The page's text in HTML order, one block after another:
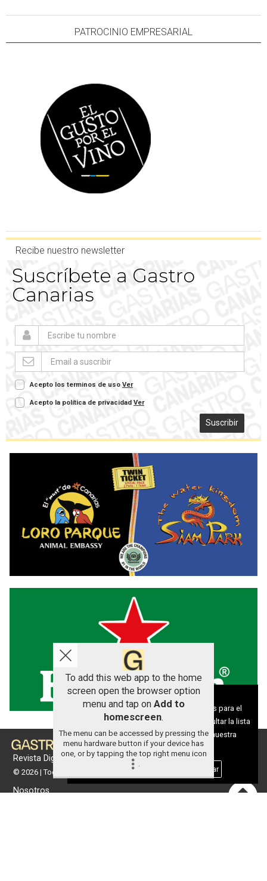
PATROCINIO EMPRESARIAL
Recibe nuestro newsletter
Suscríbete a Gastro
Canarias
Acepto los terminos de uso Ver
Acepto la política de privacidad Ver
Suscribir
Revista Digital de gastronomía
© 2026 | Todos los derechos reservados
Nosotros
To add this web app to the home
screen open the browser option
menu and tap on Add to
homescreen.
The menu can be accessed by pressing the
menu hardware button if your device has
one, or by tapping the top right menu icon
.
Aviso sobre el Uso de cookies:
Utilizamos cookies nuestras y de terceros para el
funcionamiento del digital. Puedes consultar la lista
de cookies y como desconectarlas. Ver nuestra
Política de Privacidad y Cookies
Aceptar Cookies Personalizar